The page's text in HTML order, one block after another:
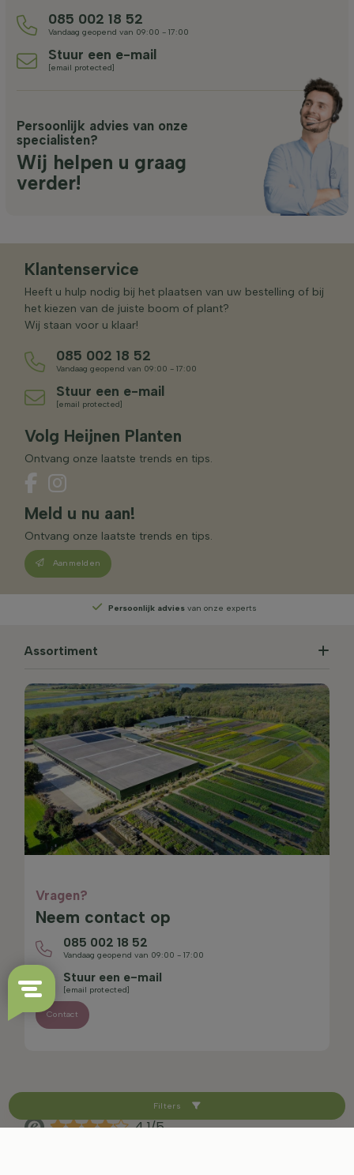
Filters
085 002 18 52
Vandaag geopend van 09:00 - 17:00
Stuur een e-mail
[email protected]
Persoonlijk advies van onze
specialisten?
Wij helpen u graag
verder!
Klantenservice
Heeft u hulp nodig bij het plaatsen van uw bestelling of bij
het kiezen van de juiste boom of plant?
Wij staan voor u klaar!
085 002 18 52
Vandaag geopend van 09:00 - 17:00
Stuur een e-mail
[email protected]
Volg Heijnen Planten
Ontvang onze laatste trends en tips.
Meld u nu aan!
Ontvang onze laatste trends en tips.
Aanmelden
Persoonlijk advies van onze experts
Assortiment
Vragen?
Neem contact op
085 002 18 52
Vandaag geopend van 09:00 - 17:00
Stuur een e-mail
[email protected]
Contact
4.1/5